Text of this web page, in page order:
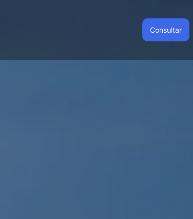
Consultar